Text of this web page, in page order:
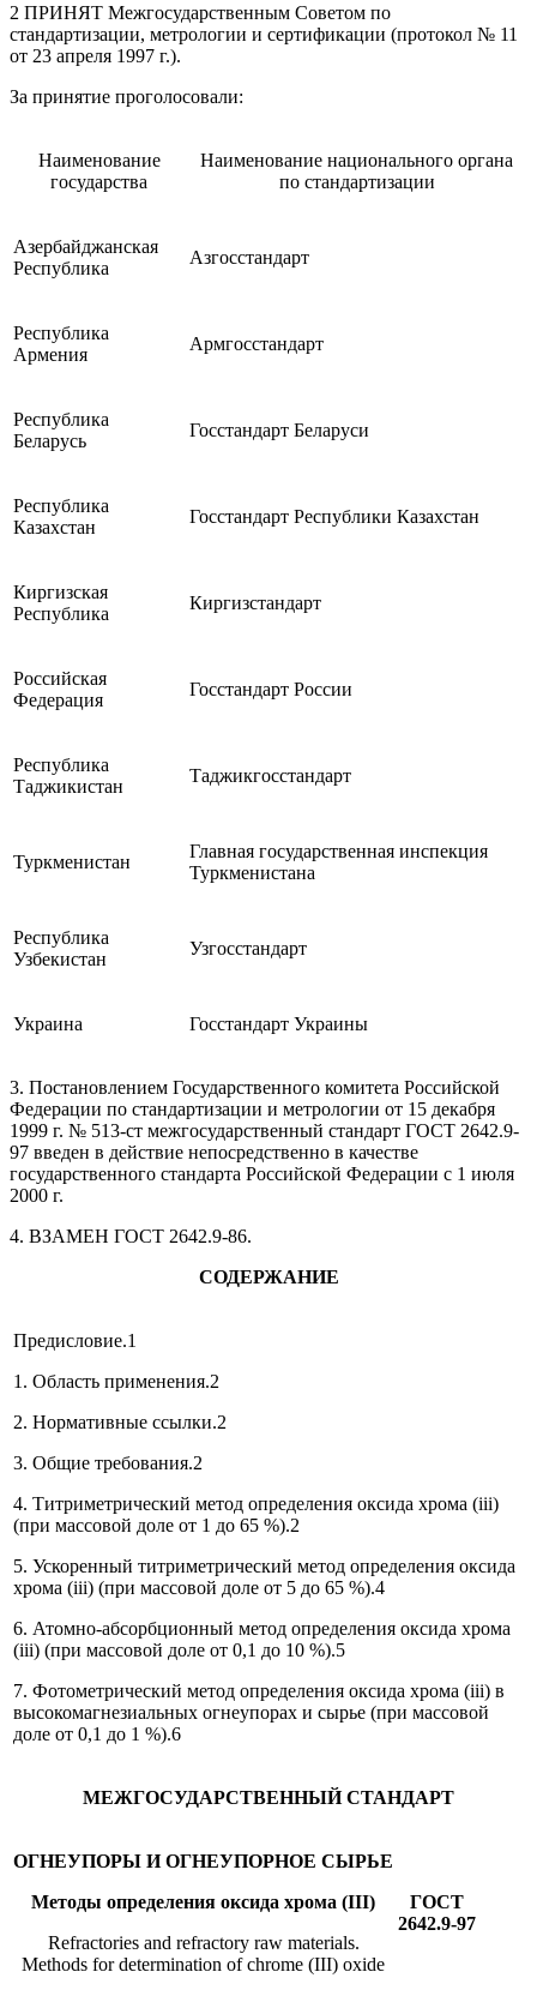
2 ПРИНЯТ Межгосударственным Советом по
стандартизации, метрологии и сертификации (протокол № 11
от 23 апреля 1997 г.).
За принятие проголосовали:
Наименование
государства
Наименование национального органа
по стандартизации
Азербайджанская
Республика
Азгосстандарт
Республика
Армения
Армгосстандарт
Республика
Беларусь
Госстандарт Беларуси
Республика
Казахстан
Госстандарт Республики Казахстан
Киргизская
Республика
Киргизстандарт
Российская
Федерация
Госстандарт России
Республика
Таджикистан
Таджикгосстандарт
Туркменистан
Главная государственная инспекция
Туркменистана
Республика
Узбекистан
Узгосстандарт
Украина Госстандарт Украины
3. Постановлением Государственного комитета Российской
Федерации по стандартизации и метрологии от 15 декабря
1999 г. № 513-ст межгосударственный стандарт ГОСТ 2642.9-
97 введен в действие непосредственно в качестве
государственного стандарта Российской Федерации с 1 июля
2000 г.
4. ВЗАМЕН ГОСТ 2642.9-86.
СОДЕРЖАНИЕ
Предисловие.1
1. Область применения.2
2. Нормативные ссылки.2
3. Общие требования.2
4. Титриметрический метод определения оксида хрома (iii)
(при массовой доле от 1 до 65 %).2
5. Ускоренный титриметрический метод определения оксида
хрома (iii) (при массовой доле от 5 до 65 %).4
6. Атомно-абсорбционный метод определения оксида хрома
(iii) (при массовой доле от 0,1 до 10 %).5
7. Фотометрический метод определения оксида хрома (iii) в
высокомагнезиальных огнеупорах и сырье (при массовой
доле от 0,1 до 1 %).6
МЕЖГОСУДАРСТВЕННЫЙ СТАНДАРТ
ОГНЕУПОРЫ И ОГНЕУПОРНОЕ СЫРЬЕ
Методы определения оксида хрома (III)
Refractories and refractory raw materials.
Methods for determination of chrome (III) oxide
ГОСТ
2642.9-97